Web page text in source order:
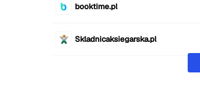
booktime.pl
Skladnicaksiegarska.pl